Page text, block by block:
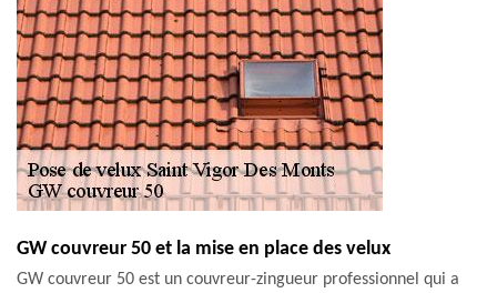
GW couvreur 50 et la mise en place des velux
GW couvreur 50 est un couvreur-zingueur professionnel qui a